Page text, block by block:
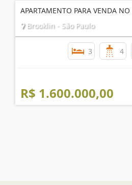
APARTAMENTO PARA VENDA
Brooklin - São Paulo
3 4
R$ 1.600.000,00